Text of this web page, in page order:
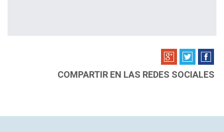
COMPARTIR EN LAS REDES SOCIALES